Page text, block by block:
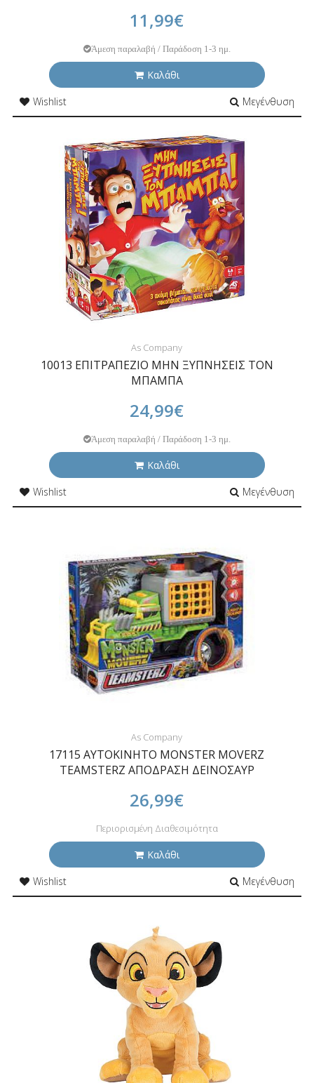
11,99€
Άμεση παραλαβή / Παράδοση 1-3 ημ.
Καλάθι
Wishlist
Μεγένθυση
As Company
10013 ΕΠΙΤΡΑΠΕΖΙΟ ΜΗΝ ΞΥΠΝΗΣΕΙΣ ΤΟΝ
ΜΠΑΜΠΑ
24,99€
Άμεση παραλαβή / Παράδοση 1-3 ημ.
Καλάθι
Wishlist
Μεγένθυση
As Company
17115 ΑΥΤΟΚΙΝΗΤΟ MONSTER MOVERZ
TEAMSTERZ ΑΠΟΔΡΑΣΗ ΔΕΙΝΟΣΑΥΡ
26,99€
Περιορισμένη Διαθεσιμότητα
Καλάθι
Wishlist
Μεγένθυση